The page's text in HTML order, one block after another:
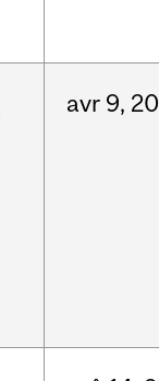
avr 9,